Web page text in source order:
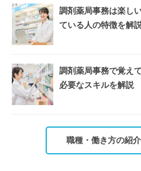
調剤薬局事務は楽し
ている人の特徴を解
調剤薬局事務で覚え
必要なスキルを解説
職種・働き方の紹